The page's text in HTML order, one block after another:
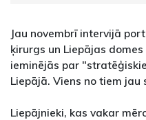
Jau novembrī intervijā
ķirurgs un Liepājas
ieminējās par
Liepājā. Viens no tiem jau
Liepājnieki, kas vakar